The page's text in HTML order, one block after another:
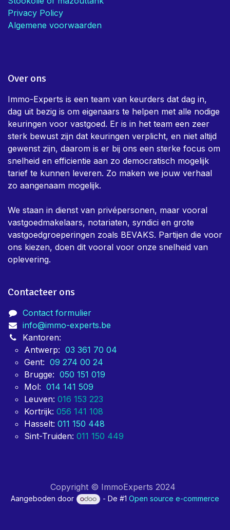
Privacy Policy
Algemene voorwaarden
Over ons
Immo-Experts is een team van keurders dat dag in,
dag uit bezig is om eigenaars te helpen met alle nodige
keuringen voor vastgoed. Er is in het team een zeer
sterk bewust zijn dat keuringen verplicht, en niet altijd
gewenst zijn, daarom is er bij ons een sterke focus om
snelheid en efficientie aan zo democratisch mogelijk
tarief te kunnen leveren. Zo maken we jouw verhaal
zo aangenaam mogelijk.
We staan in dienst van privépersonen, maar vooral
vastgoedmakelaars, notariaten, syndici en grote
vastgoedgroeperingen zoals BEVAKS. Partijen die voor
ons kiezen, doen dit vooral voor onze snelheid van
oplevering.
Contacteer ons
Contact formulier
info@immo-experts.be
Kantoren:
Antwerp: 03 361 70 04
Gent: 09 274 00 24
Brugge: 050 151 019
Mol: 014 141 509
Leuven: 016 153 223
Kortrijk: 056 141 108
Hasselt: 011 150 448
Sint-Truiden: 011 150 449
Copyright © ImmoExperts 2024
Aangeboden door - De #1Open source e-commerce